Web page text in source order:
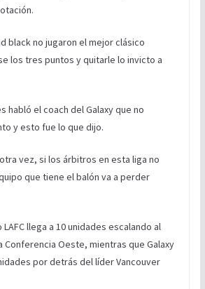
black no jugaron el mejor clásico
los tres puntos y quitarle lo invicto a
habló el coach del Galaxy que no
y esto fue lo que dijo.
vez, si los árbitros en esta liga no
que tiene el balón va a perder
llega a 10 unidades escalando al
Oeste, mientras que Galaxy
por detrás del líder Vancouver